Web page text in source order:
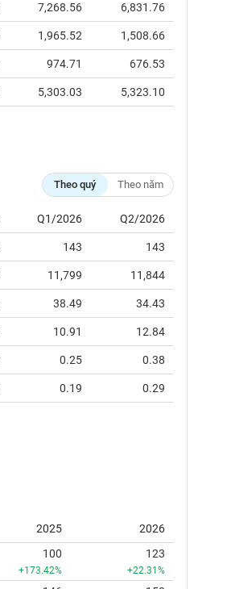
7,268.56 6,831.76
1,965.52 1,508.66
974.71 676.53
5,303.03 5,323.10
Theo quý Theo năm
Q1/2026 Q2/2026
143 143
11,799 11,844
38.49 34.43
10.91 12.84
0.25 0.38
0.19 0.29
2025
2026
100
+173.42%
123
+22.31%